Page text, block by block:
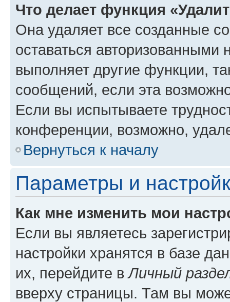
Что делает функция
Она удаляет все созданные
оставаться авторизованными
выполняет другие функции,
сообщений, если эта
Если вы испытываете
конференции, возможно,
Вернуться к началу
Параметры и
Как мне изменить мои
Если вы являетесь
настройки хранятся в базе
их, перейдите вЛичный
вверху страницы. Там вы